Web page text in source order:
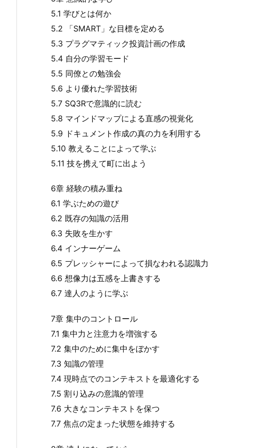
5.1 学びとは何か
5.2 「SMART」な目標を定める
5.3 プラグマティック投資計画の作成
5.4 自分の学習モード
5.5 同僚との勉強会
5.6 より優れた学習技術
5.7 SQ3Rで意識的に読む
5.8 マインドマップによる直感の視覚化
5.9 ドキュメント作成の真の力を利用する
5.10 教えることによって学ぶ
5.11 技を携えて町に出よう
6章 経験の積み重ね
6.1 学ぶための遊び
6.2 既存の知識の活用
6.3 失敗を生かす
6.4 インナーゲーム
6.5 プレッシャーによって損なわれる認識力
6.6 想像力は五感を上書きする
6.7 達人のように学ぶ
7章 集中のコントロール
7.1 集中力と注意力を増強する
7.2 集中のために集中をぼかす
7.3 知識の管理
7.4 現時点でのコンテキストを最適化する
7.5 割り込みの意識的管理
7.6 大きなコンテキストを保つ
7.7 焦点の定まった状態を維持する